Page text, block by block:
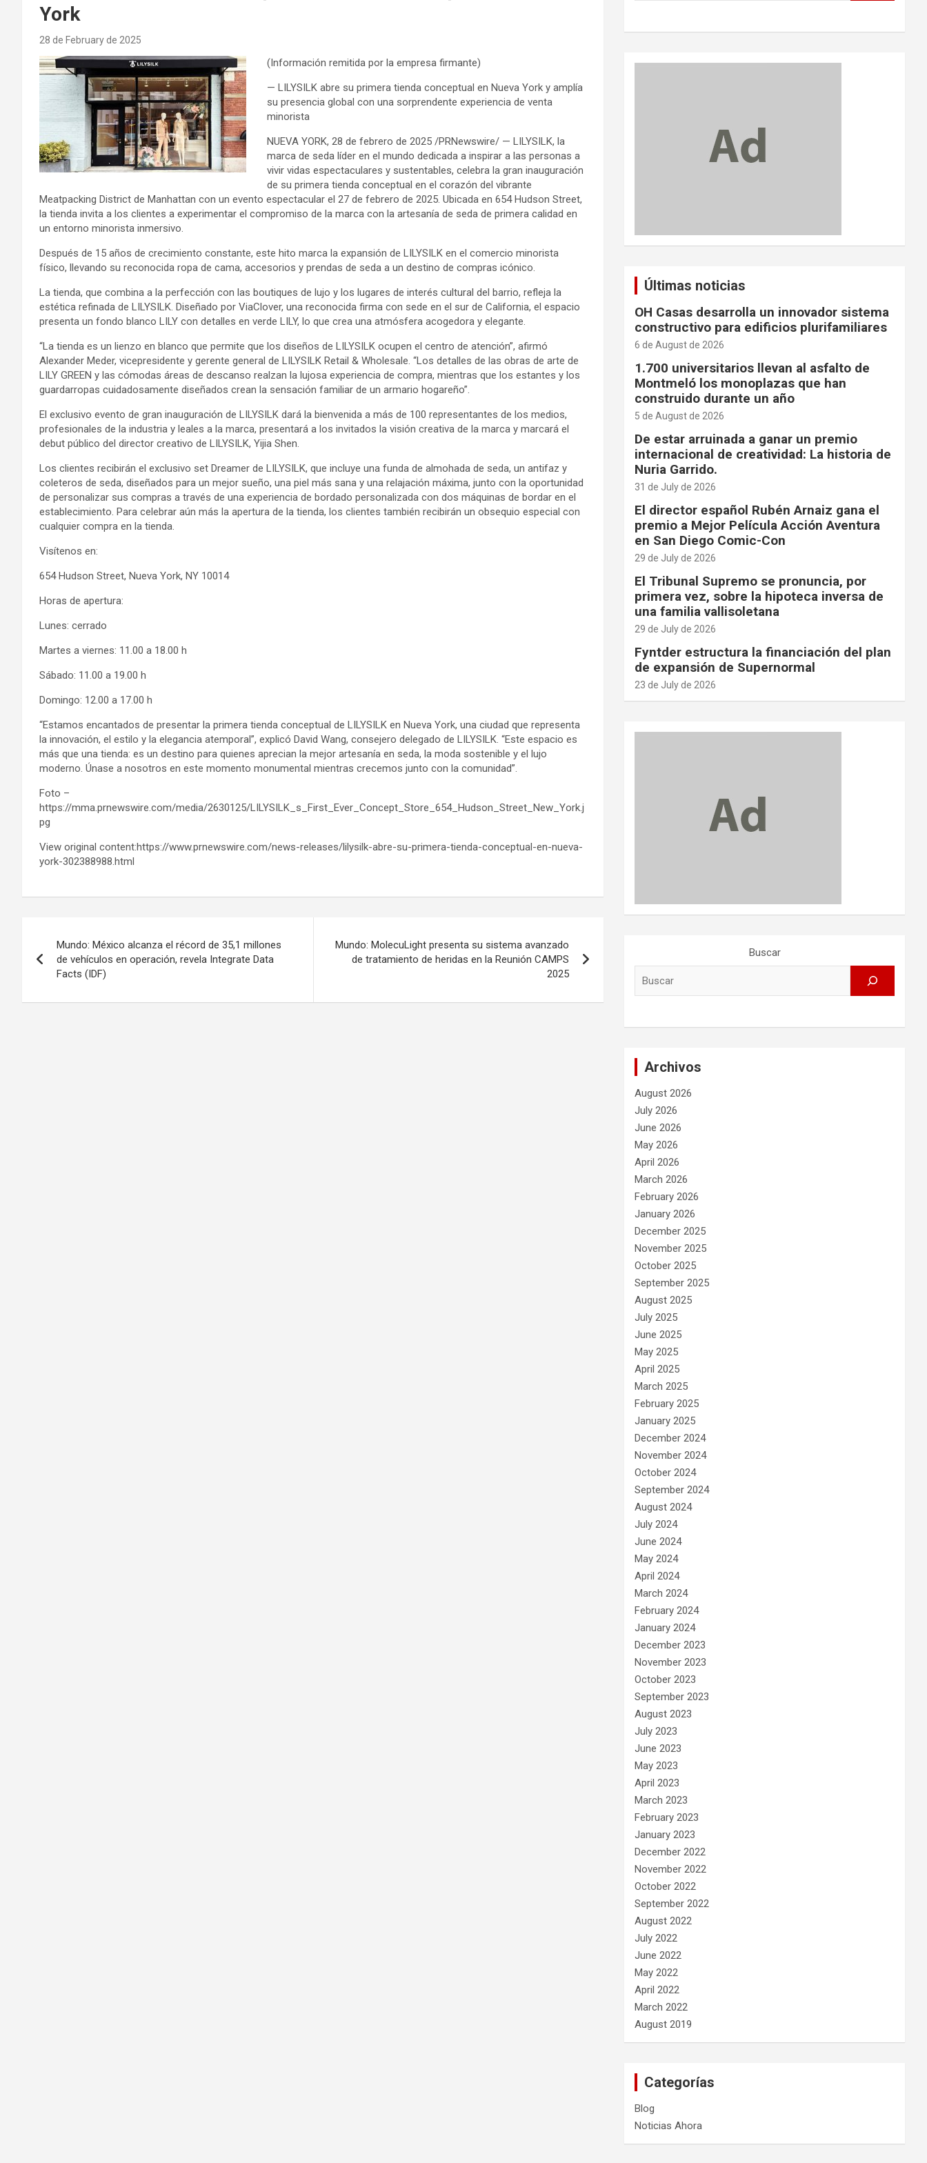
York
28 de February de 2025
(Información remitida por la empresa firmante)
— LILYSILK abre su primera tienda conceptual en Nueva York y amplía
su presencia global con una sorprendente experiencia de venta
minorista
NUEVA YORK, 28 de febrero de 2025 /PRNewswire/ — LILYSILK, la
marca de seda líder en el mundo dedicada a inspirar a las personas a
vivir vidas espectaculares y sustentables, celebra la gran inauguración
de su primera tienda conceptual en el corazón del vibrante
Meatpacking District de Manhattan con un evento espectacular el 27 de febrero de 2025. Ubicada en 654 Hudson Street,
la tienda invita a los clientes a experimentar el compromiso de la marca con la artesanía de seda de primera calidad en
un entorno minorista inmersivo.
Después de 15 años de crecimiento constante, este hito marca la expansión de LILYSILK en el comercio minorista
físico, llevando su reconocida ropa de cama, accesorios y prendas de seda a un destino de compras icónico.
La tienda, que combina a la perfección con las boutiques de lujo y los lugares de interés cultural del barrio, refleja la
estética refinada de LILYSILK. Diseñado por ViaClover, una reconocida firma con sede en el sur de California, el espacio
presenta un fondo blanco LILY con detalles en verde LILY, lo que crea una atmósfera acogedora y elegante.
“La tienda es un lienzo en blanco que permite que los diseños de LILYSILK ocupen el centro de atención”, afirmó
Alexander Meder, vicepresidente y gerente general de LILYSILK Retail & Wholesale. “Los detalles de las obras de arte de
LILY GREEN y las cómodas áreas de descanso realzan la lujosa experiencia de compra, mientras que los estantes y los
guardarropas cuidadosamente diseñados crean la sensación familiar de un armario hogareño”.
El exclusivo evento de gran inauguración de LILYSILK dará la bienvenida a más de 100 representantes de los medios,
profesionales de la industria y leales a la marca, presentará a los invitados la visión creativa de la marca y marcará el
debut público del director creativo de LILYSILK, Yijia Shen.
Los clientes recibirán el exclusivo set Dreamer de LILYSILK, que incluye una funda de almohada de seda, un antifaz y
coleteros de seda, diseñados para un mejor sueño, una piel más sana y una relajación máxima, junto con la oportunidad
de personalizar sus compras a través de una experiencia de bordado personalizada con dos máquinas de bordar en el
establecimiento. Para celebrar aún más la apertura de la tienda, los clientes también recibirán un obsequio especial con
cualquier compra en la tienda.
Visítenos en:
654 Hudson Street, Nueva York, NY 10014
Horas de apertura:
Lunes: cerrado
Martes a viernes: 11.00 a 18.00 h
Sábado: 11.00 a 19.00 h
Domingo: 12.00 a 17.00 h
“Estamos encantados de presentar la primera tienda conceptual de LILYSILK en Nueva York, una ciudad que representa
la innovación, el estilo y la elegancia atemporal”, explicó David Wang, consejero delegado de LILYSILK. “Este espacio es
más que una tienda: es un destino para quienes aprecian la mejor artesanía en seda, la moda sostenible y el lujo
moderno. Únase a nosotros en este momento monumental mientras crecemos junto con la comunidad”.
Foto –
https://mma.prnewswire.com/media/2630125/LILYSILK_s_First_Ever_Concept_Store_654_Hudson_Street_New_York.j
pg
View original content:https://www.prnewswire.com/news-releases/lilysilk-abre-su-primera-tienda-conceptual-en-nueva-
york-302388988.html
navigation
Mundo: México alcanza el récord de 35,1 millones
de vehículos en operación, revela Integrate Data
Facts (IDF)
Mundo: MolecuLight presenta su sistema avanzado
de tratamiento de heridas en la Reunión CAMPS
2025
Últimas noticias
OH Casas desarrolla un innovador sistema
constructivo para edificios plurifamiliares
6 de August de 2026
1.700 universitarios llevan al asfalto de
Montmeló los monoplazas que han
construido durante un año
5 de August de 2026
De estar arruinada a ganar un premio
internacional de creatividad: La historia de
Nuria Garrido.
31 de July de 2026
El director español Rubén Arnaiz gana el
premio a Mejor Película Acción Aventura
en San Diego Comic-Con
29 de July de 2026
El Tribunal Supremo se pronuncia, por
primera vez, sobre la hipoteca inversa de
una familia vallisoletana
29 de July de 2026
Fyntder estructura la financiación del plan
de expansión de Supernormal
23 de July de 2026
Buscar
Archivos
August 2026
July 2026
June 2026
May 2026
April 2026
March 2026
February 2026
January 2026
December 2025
November 2025
October 2025
September 2025
August 2025
July 2025
June 2025
May 2025
April 2025
March 2025
February 2025
January 2025
December 2024
November 2024
October 2024
September 2024
August 2024
July 2024
June 2024
May 2024
April 2024
March 2024
February 2024
January 2024
December 2023
November 2023
October 2023
September 2023
August 2023
July 2023
June 2023
May 2023
April 2023
March 2023
February 2023
January 2023
December 2022
November 2022
October 2022
September 2022
August 2022
July 2022
June 2022
May 2022
April 2022
March 2022
August 2019
Categorías
Blog
Noticias Ahora